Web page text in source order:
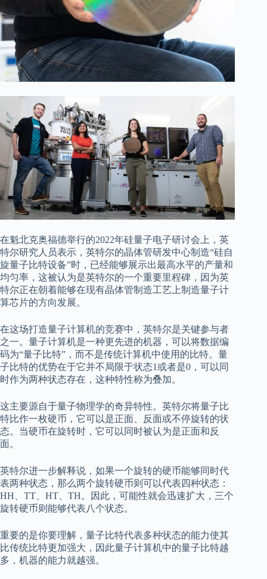
在魁北克奥福德举行的2022年硅量子电子研讨会上，英
特尔研究人员表示，英特尔的晶体管研发中心制造“硅自
旋量子比特设备”时，已经能够展示出最高水平的产量和
均匀率，这被认为是英特尔的一个重要里程碑，因为英
特尔正在朝着能够在现有晶体管制造工艺上制造量子计
算芯片的方向发展。
在这场打造量子计算机的竞赛中，英特尔是关键参与者
之一。量子计算机是一种更先进的机器，可以将数据编
码为“量子比特”，而不是传统计算机中使用的比特。量
子比特的优势在于它并不局限于状态1或者是0，可以同
时作为两种状态存在，这种特性称为叠加。
这主要源自于量子物理学的奇异特性。英特尔将量子比
特比作一枚硬币，它可以是正面、反面或不停旋转的状
态。当硬币在旋转时，它可以同时被认为是正面和反
面。
英特尔进一步解释说，如果一个旋转的硬币能够同时代
表两种状态，那么两个旋转硬币则可以代表四种状态：
HH、TT、HT、TH。因此，可能性就会迅速扩大，三个
旋转硬币则能够代表八个状态。
重要的是你要理解，量子比特代表多种状态的能力使其
比传统比特更加强大，因此量子计算机中的量子比特越
多，机器的能力就越强。